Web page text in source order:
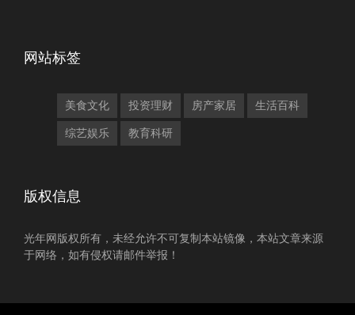
网站标签
美食文化 投资理财 房产家居 生活百科
综艺娱乐 教育科研
版权信息
光年网版权所有，未经允许不可复制本站镜像，本站文章来源
于网络，如有侵权请邮件举报！